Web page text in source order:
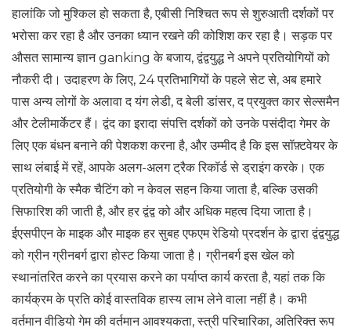
हालांकि जो मुश्किल हो सकता है, एबीसी निश्चित रूप से शुरुआती दर्शकों पर
भरोसा कर रहा है और उनका ध्यान रखने की कोशिश कर रहा है। सड़क पर
औसत सामान्य ज्ञान ganking के बजाय, द्वंद्वयुद्ध ने अपने प्रतियोगियों को
नौकरी दी। उदाहरण के लिए, 24 प्रतिभागियों के पहले सेट से, अब हमारे
पास अन्य लोगों के अलावा द यंग लेडी, द बेली डांसर, द प्रयुक्त कार सेल्समैन
और टेलीमार्केटर हैं। द्वंद का इरादा संपत्ति दर्शकों को उनके पसंदीदा गेमर के
लिए एक बंधन बनाने की पेशकश करना है, और उम्मीद है कि इस सॉफ़्टवेयर के
साथ लंबाई में रहें, आपके अलग-अलग ट्रैक रिकॉर्ड से ड्राइंग करके। एक
प्रतियोगी के स्मैक चैटिंग को न केवल सहन किया जाता है, बल्कि उसकी
सिफारिश की जाती है, और हर द्वंद्व को और अधिक महत्व दिया जाता है।
ईएसपीएन के माइक और माइक हर सुबह एफएम रेडियो प्रदर्शन के द्वारा द्वंद्वयुद्ध
को ग्रीन ग्रीनबर्ग द्वारा होस्ट किया जाता है। ग्रीनबर्ग इस खेल को
स्थानांतरित करने का प्रयास करने का पर्याप्त कार्य करता है, यहां तक ​​कि
कार्यक्रम के प्रति कोई वास्तविक हास्य लाभ लेने वाला नहीं है। कभी
वर्तमान वीडियो गेम की वर्तमान आवश्यकता, स्त्री परिचारिका, अतिरिक्त रूप